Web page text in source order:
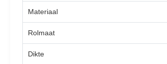
Materiaal
Rolmaat
Dikte